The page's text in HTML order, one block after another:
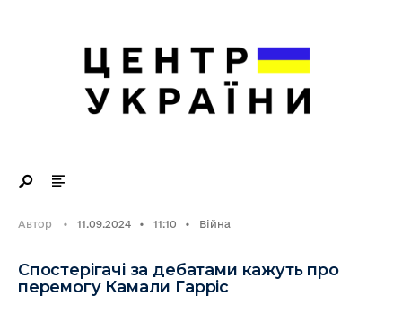
Автор • 11.09.2024 • 11:10 • Війна
Спостерігачі за дебатами кажуть про
перемогу Камали Гарріс